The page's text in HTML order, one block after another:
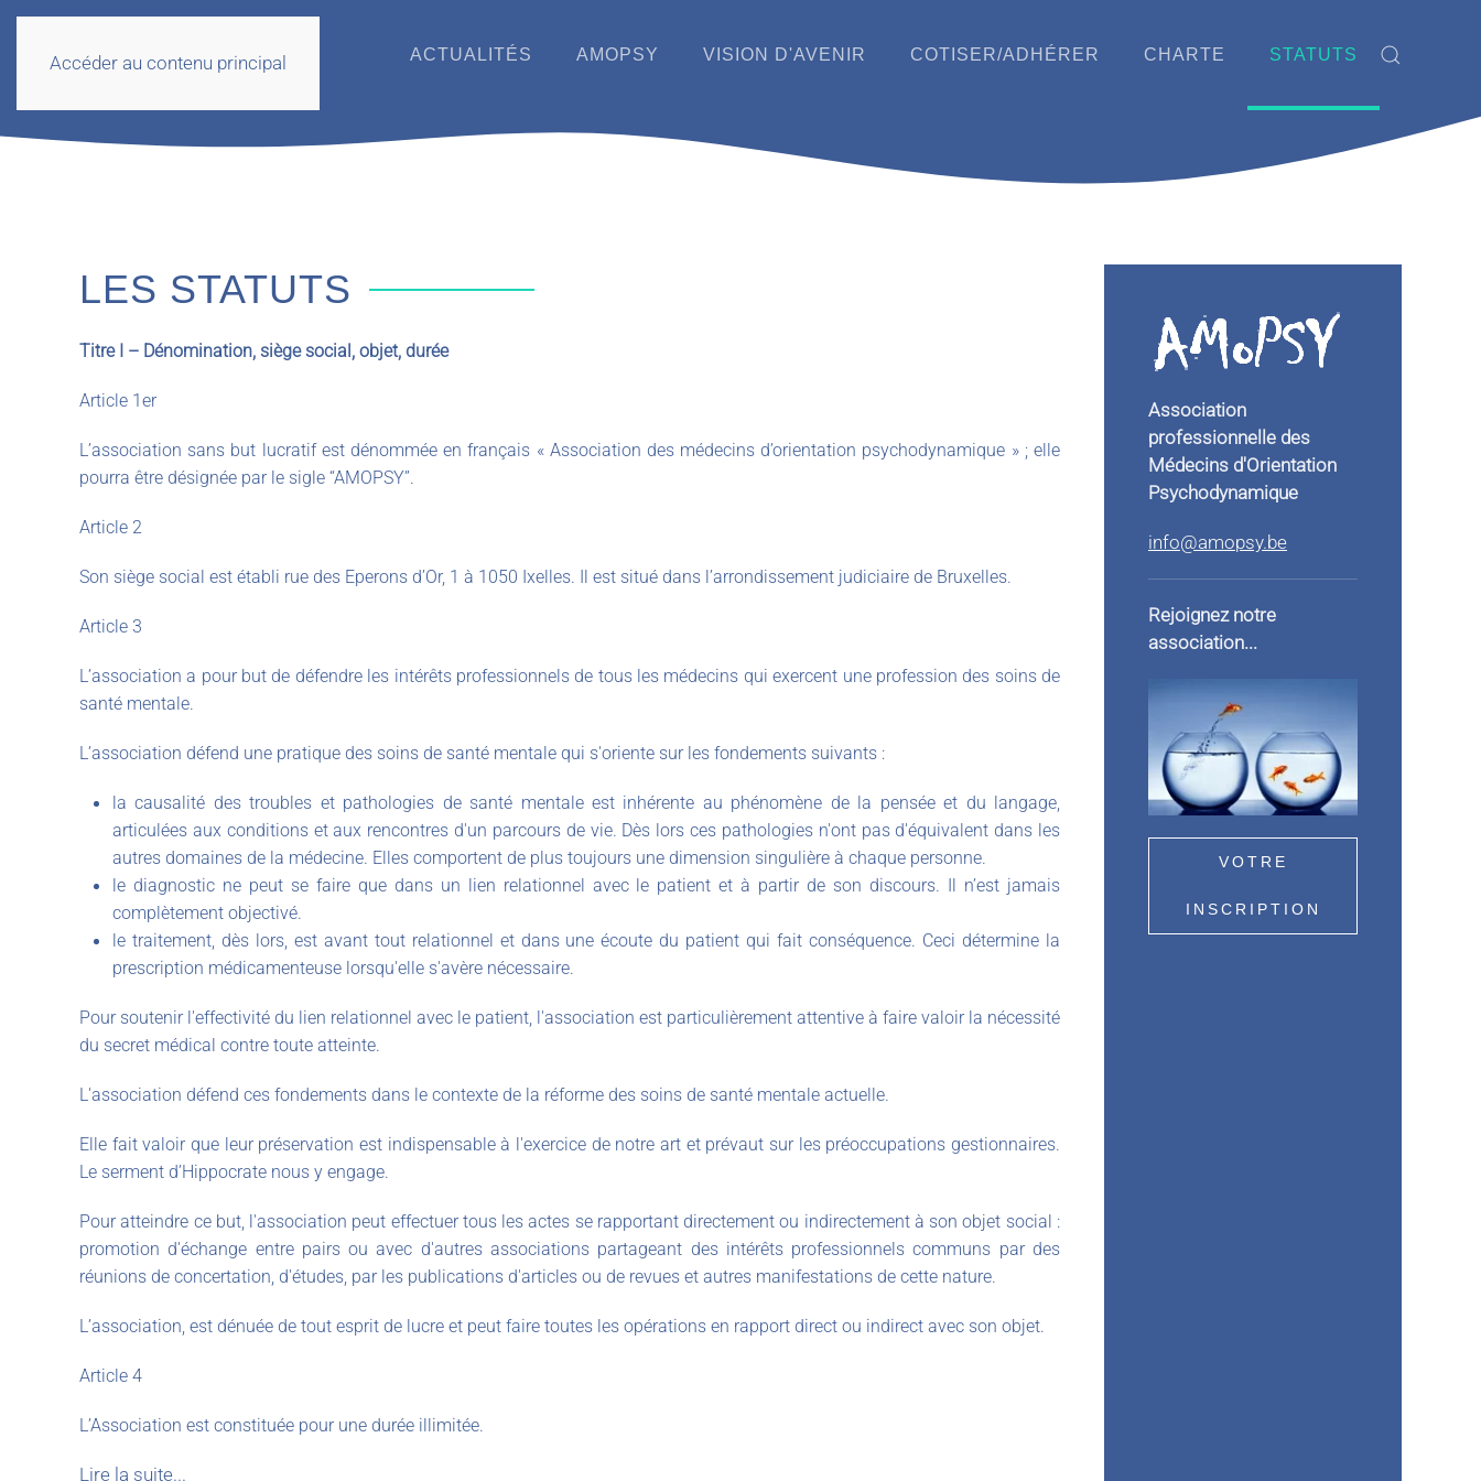
Accéder au contenu principal ACTUALITÉS AMOPSY VISION D'AVENIR COTISER/ADHÉRER CHARTE STATUTS
LES STATUTS
Titre I – Dénomination, siège social, objet, durée
Article 1er
L’association sans but lucratif est dénommée en français « Association des médecins d’orientation psychodynamique » ; elle
pourra être désignée par le sigle “AMOPSY”.
Article 2
Son siège social est établi rue des Eperons d’Or, 1 à 1050 Ixelles. Il est situé dans l’arrondissement judiciaire de Bruxelles.
Article 3
L’association a pour but de défendre les intérêts professionnels de tous les médecins qui exercent une profession des soins de
santé mentale.
L’association défend une pratique des soins de santé mentale qui s'oriente sur les fondements suivants :
la causalité des troubles et pathologies de santé mentale est inhérente au phénomène de la pensée et du langage,
articulées aux conditions et aux rencontres d'un parcours de vie. Dès lors ces pathologies n'ont pas d'équivalent dans les
autres domaines de la médecine. Elles comportent de plus toujours une dimension singulière à chaque personne.
le diagnostic ne peut se faire que dans un lien relationnel avec le patient et à partir de son discours. Il n’est jamais
complètement objectivé.
le traitement, dès lors, est avant tout relationnel et dans une écoute du patient qui fait conséquence. Ceci détermine la
prescription médicamenteuse lorsqu'elle s'avère nécessaire.
Pour soutenir l'effectivité du lien relationnel avec le patient, l'association est particulièrement attentive à faire valoir la nécessité
du secret médical contre toute atteinte.
L'association défend ces fondements dans le contexte de la réforme des soins de santé mentale actuelle.
Elle fait valoir que leur préservation est indispensable à l'exercice de notre art et prévaut sur les préoccupations gestionnaires.
Le serment d’Hippocrate nous y engage.
Pour atteindre ce but, l'association peut effectuer tous les actes se rapportant directement ou indirectement à son objet social :
promotion d'échange entre pairs ou avec d'autres associations partageant des intérêts professionnels communs par des
réunions de concertation, d'études, par les publications d'articles ou de revues et autres manifestations de cette nature.
L’association, est dénuée de tout esprit de lucre et peut faire toutes les opérations en rapport direct ou indirect avec son objet.
Article 4
L’Association est constituée pour une durée illimitée.
Lire la suite...
Association
professionnelle des
Médecins d'Orientation
Psychodynamique
info@amopsy.be
Rejoignez notre
association...
VOTRE
INSCRIPTION